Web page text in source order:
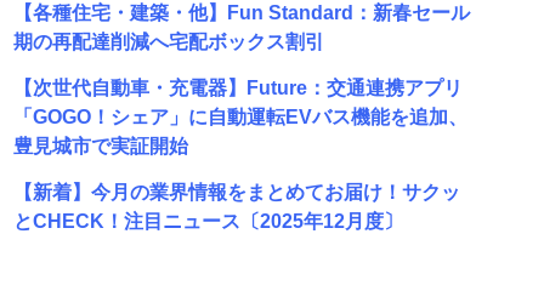
【各種住宅・建築・他】Fun Standard：新春セール
期の再配達削減へ宅配ボックス割引
【次世代自動車・充電器】Future：交通連携アプリ
「GOGO！シェア」に自動運転EVバス機能を追加、
豊見城市で実証開始
【新着】今月の業界情報をまとめてお届け！サクッ
とCHECK！注目ニュース〔2025年12月度〕